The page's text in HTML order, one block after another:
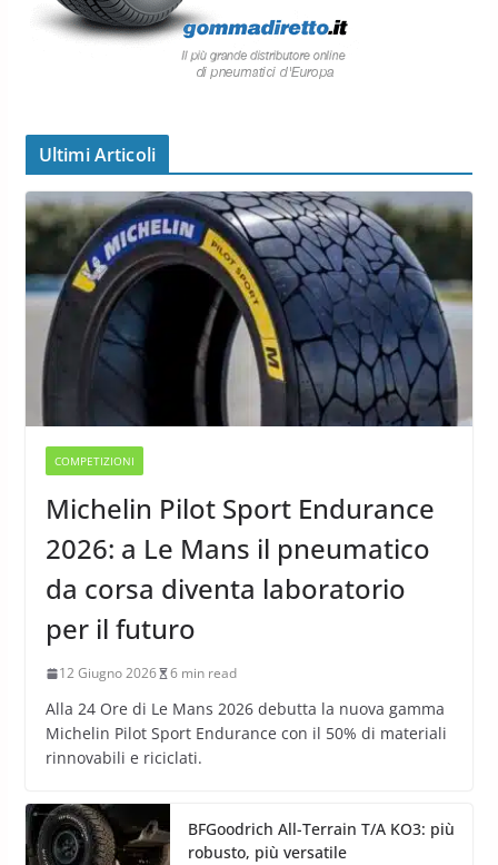
Ultimi Articoli
COMPETIZIONI
Michelin Pilot Sport Endurance
2026: a Le Mans il pneumatico
da corsa diventa laboratorio
per il futuro
12 Giugno 2026 6 min read
Alla 24 Ore di Le Mans 2026 debutta la nuova gamma
Michelin Pilot Sport Endurance con il 50% di materiali
rinnovabili e riciclati.
BFGoodrich All-Terrain T/A KO3: più
robusto, più versatile